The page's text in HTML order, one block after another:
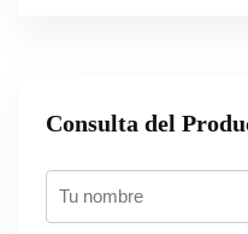
Consulta del